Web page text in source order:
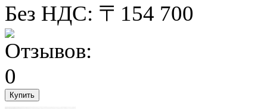
Без НДС: 〒154 700